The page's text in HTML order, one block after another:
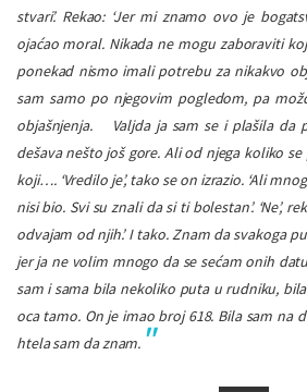
stvari’. Rekao: ‘Jer mi znamo ovo je
ojaćao moral. Nikada ne mogu zaboraviti
ponekad nismo imali potrebu za nikakvo
sam samo po njegovim pogledom, pa
objašnjenja.
Valjda ja sam se i plašila da
dešava nešto još gore. Ali od njega koliko
koji…. ‘Vredilo je’, tako se on izrazio. ‘Ali
nisi bio. Svi su znali da si ti bolestan’. ‘Ne’,
odvajam od njih’. I tako. Znam da svakoga
jer ja ne volim mnogo da se sećam onih
sam i sama bila nekoliko puta u rudniku,
oca tamo. On je imao broj 618. Bila sam na
htela sam da znam.